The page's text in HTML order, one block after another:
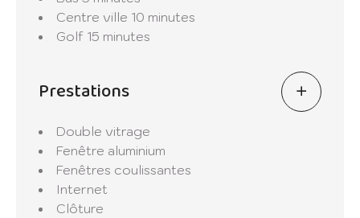
Centre ville 10 minutes
Golf 15 minutes
Prestations
Double vitrage
Fenêtre aluminium
Fenêtres coulissantes
Internet
Clôture